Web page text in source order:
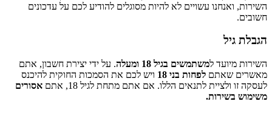
השירות, ואנחנו עשויים לא להיות מסוגלים להודיע לכם על עדכונים
חשובים.
הגבלת גיל
השירות מיועד למשתמשים בגיל 18 ומעלה
. על ידי יצירת חשבון, אתם
מאשרים שאתם לפחות בני 18
ויש לכם את הסמכות החוקית להיכנס
לעסקה זו ולציית לתנאים הללו. אם אתם מתחת לגיל 18, אתם
אסורים
משימוש בשירות.